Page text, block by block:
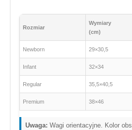
Rozmiar
Wymiary
(cm)
Newborn 29×30,5
Infant 32×34
Regular 35,5×40,5
Premium 38×46
Uwaga: Wagi orientacyjne. Kolor